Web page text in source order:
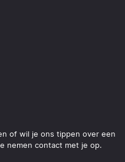
of wil je ons tippen over een
nemen contact met je op.